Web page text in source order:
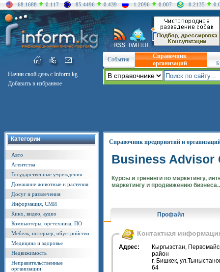
68.1688 0.117 85.4496 0.439 1.2096 0.007 0.2135
Начни свой день с Inform.kg
Добавить в избранное
События
Справочник
организаций
Категории
Авто
Агентства
Государственные учреждения
Домашние животные и растения
Досуг и развлечения
Информация, СМИ
Кино, видео, аудио
Компьютеры, оргтехника, ПО
Мебель, интерьер, обустройство
Медицина и здоровье
Недвижимость
Неправительственные
организации
Справочник предприятий и
Business Advisor
Курсы и тренинги по маркетингу,
маркетингу и продвижению бизнеса..
Профайл
Контактная
Адрес:
Кыргызстан,
район
г. Бишкек,
64